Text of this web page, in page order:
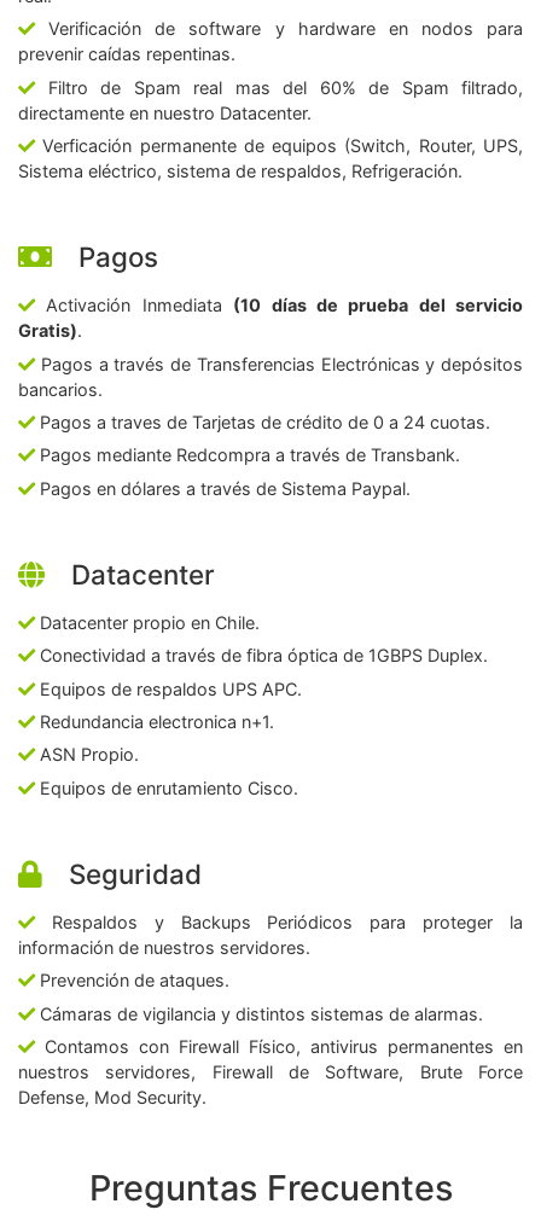
Verificación de software y hardware en nodos para
prevenir caídas repentinas.
Filtro de Spam real mas del 60% de Spam filtrado,
directamente en nuestro Datacenter.
Verficación permanente de equipos (Switch, Router, UPS,
Sistema eléctrico, sistema de respaldos, Refrigeración.
Pagos
Activación Inmediata (10 días de prueba del servicio
Gratis).
Pagos a través de Transferencias Electrónicas y depósitos
bancarios.
Pagos a traves de Tarjetas de crédito de 0 a 24 cuotas.
Pagos mediante Redcompra a través de Transbank.
Pagos en dólares a través de Sistema Paypal.
Datacenter
Datacenter propio en Chile.
Conectividad a través de fibra óptica de 1GBPS Duplex.
Equipos de respaldos UPS APC.
Redundancia electronica n+1.
ASN Propio.
Equipos de enrutamiento Cisco.
Seguridad
Respaldos y Backups Periódicos para proteger la
información de nuestros servidores.
Prevención de ataques.
Cámaras de vigilancia y distintos sistemas de alarmas.
Contamos con Firewall Físico, antivirus permanentes en
nuestros servidores, Firewall de Software, Brute Force
Defense, Mod Security.
Preguntas Frecuentes